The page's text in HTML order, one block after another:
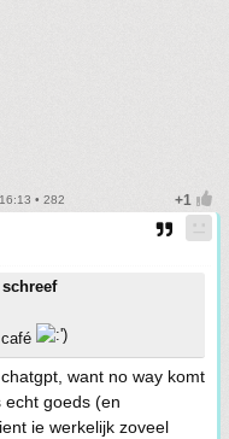
• 282
schreef
want no way komt
echt goeds (en
ie werkelijk zoveel